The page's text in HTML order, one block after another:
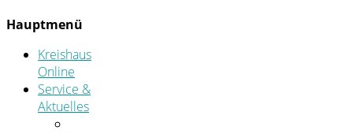
Hauptmenü
Kreishaus
Online
Service &
Aktuelles